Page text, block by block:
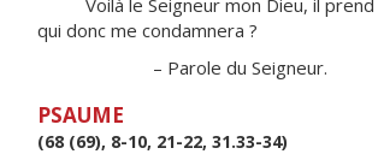
Voilà le Seigneur mon Dieu, il prend
qui donc me condamnera ?
– Parole du Seigneur.
PSAUME
(68 (69), 8-10, 21-22, 31.33-34)